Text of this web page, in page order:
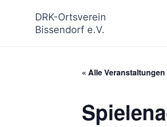
DRK-Ortsverein
Bissendorf e.V.
« Alle Veranstaltungen